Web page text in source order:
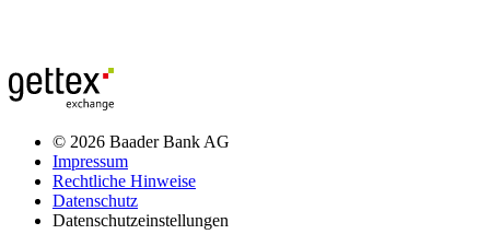
© 2026 Baader Bank AG
Impressum
Rechtliche Hinweise
Datenschutz
Datenschutzeinstellungen